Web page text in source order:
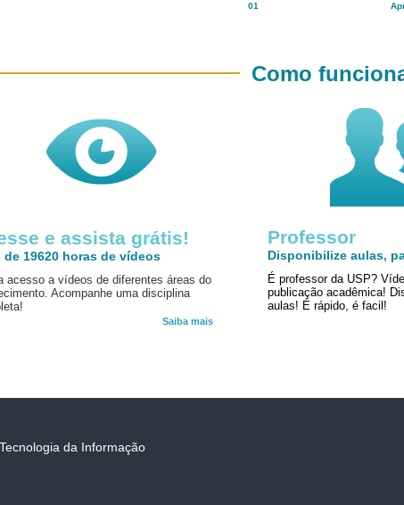
01
e assista grátis!
de 19620 horas de vídeos
acesso a vídeos de diferentes áreas do
Acompanhe uma disciplina
Saiba mais
Como
Professor
Disponibilize aulas,
É professor da USP?
publicação acadêmica!
aulas! É rápido, é facil!
da Informação